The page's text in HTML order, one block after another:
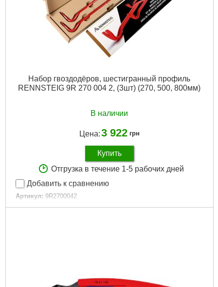
Набор гвоздодёров, шестигранный профиль
RENNSTEIG 9R 270 004 2, (3шт) (270, 500, 800мм)
В наличии
Цена:3 922 грн
Купить
Отгрузка в течение 1-5 рабочих дней
Добавить к сравнению
Артикул: 9R2700042
Код товара: 31.22.90